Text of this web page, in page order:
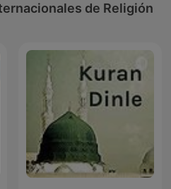
de Religión